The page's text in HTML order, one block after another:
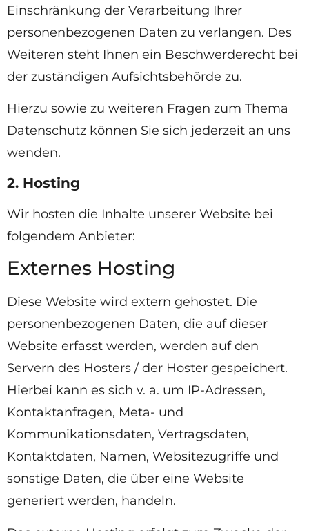
Einschränkung der Verarbeitung Ihrer
personenbezogenen Daten zu verlangen. Des
Weiteren steht Ihnen ein Beschwerderecht bei
der zuständigen Aufsichtsbehörde zu.
Hierzu sowie zu weiteren Fragen zum Thema
Datenschutz können Sie sich jederzeit an uns
wenden.
2. Hosting
Wir hosten die Inhalte unserer Website bei
folgendem Anbieter:
Externes Hosting
Diese Website wird extern gehostet. Die
personenbezogenen Daten, die auf dieser
Website erfasst werden, werden auf den
Servern des Hosters / der Hoster gespeichert.
Hierbei kann es sich v. a. um IP-Adressen,
Kontaktanfragen, Meta- und
Kommunikationsdaten, Vertragsdaten,
Kontaktdaten, Namen, Websitezugriffe und
sonstige Daten, die über eine Website
generiert werden, handeln.